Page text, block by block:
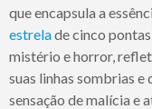
que encapsula a
estrelade cinco
mistério e horror,
suas linhas sombrias
sensação de malícia e